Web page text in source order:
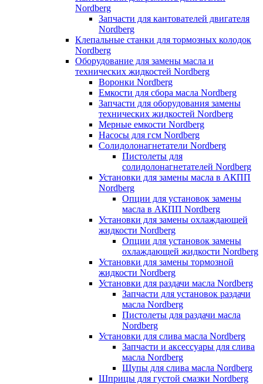
Nordberg
Запчасти для кантователей двигателя
Nordberg
Клепальные станки для тормозных колодок
Nordberg
Оборудование для замены масла и
технических жидкостей Nordberg
Воронки Nordberg
Емкости для сбора масла Nordberg
Запчасти для оборудования замены
технических жидкостей Nordberg
Мерные емкости Nordberg
Насосы для гсм Nordberg
Солидолонагнетатели Nordberg
Пистолеты для
солидолонагнетателей Nordberg
Установки для замены масла в АКПП
Nordberg
Опции для установок замены
масла в АКПП Nordberg
Установки для замены охлаждающей
жидкости Nordberg
Опции для установок замены
охлаждающей жидкости Nordberg
Установки для замены тормозной
жидкости Nordberg
Установки для раздачи масла Nordberg
Запчасти для установок раздачи
масла Nordberg
Пистолеты для раздачи масла
Nordberg
Установки для слива масла Nordberg
Запчасти и аксессуары для слива
масла Nordberg
Щупы для слива масла Nordberg
Шприцы для густой смазки Nordberg